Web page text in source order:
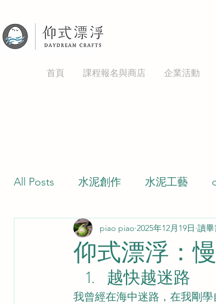
首頁 課程報名與商店 企業活動
All Posts 水泥創作 水泥工藝
綠色邪教 多肉病蟲害 多肉
仰式漂浮：
piao piao 2025年12月19日 讀
越快越迷路
我曾經在海中迷路，在我剛